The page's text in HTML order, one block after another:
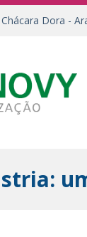
Dora -